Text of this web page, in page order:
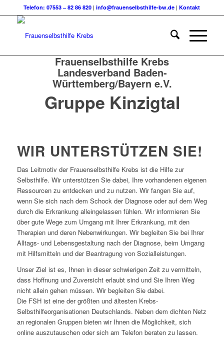
Telefon: 07553 – 82 86 820 |info@frauenselbsthilfe-bw.de |Kontakt
Frauenselbsthilfe Krebs
Landesverband Baden-
Württemberg/Bayern e.V.
Gruppe Kinzigtal
WIR UNTERSTÜTZEN SIE!
Das Leitmotiv der Frauenselbsthilfe Krebs ist die Hilfe zur
Selbsthilfe. Wir unterstützen Sie dabei, Ihre vorhandenen eigenen
Ressourcen zu entdecken und zu nutzen. Wir fangen Sie auf,
wenn Sie sich nach dem Schock der Diagnose oder auf dem Weg
durch die Erkrankung alleingelassen fühlen. Wir informieren Sie
über gute Wege zum Umgang mit Ihrer Erkrankung, mit den
Therapien und deren Nebenwirkungen. Wir begleiten Sie bei Ihrer
Alltags- und Lebensgestaltung nach der Diagnose, beim Umgang
mit Hilfsmitteln und der Beantragung von Sozialleistungen.
Unser Ziel ist es, Ihnen in dieser schwierigen Zeit zu vermitteln,
dass Hoffnung und Zuversicht erlaubt sind und Sie Ihren Weg
nicht allein gehen müssen. Wir begleiten Sie dabei.
Die FSH ist eine der größten und ältesten Krebs-
Selbsthilfeorganisationen Deutschlands. Neben dem dichten Netz
an regionalen Gruppen bieten wir Ihnen die Möglichkeit, sich
online auszutauschen oder sich am Telefon beraten zu lassen.